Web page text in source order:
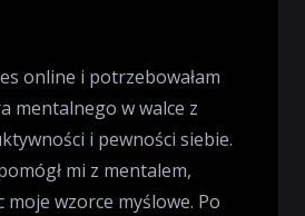
online i potrzebowałam
mentalnego w walce z
i pewności siebie.
mi z mentalem,
moje wzorce myślowe. Po